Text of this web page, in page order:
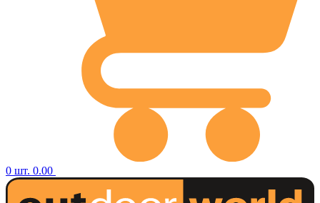
0 шт. 0.00